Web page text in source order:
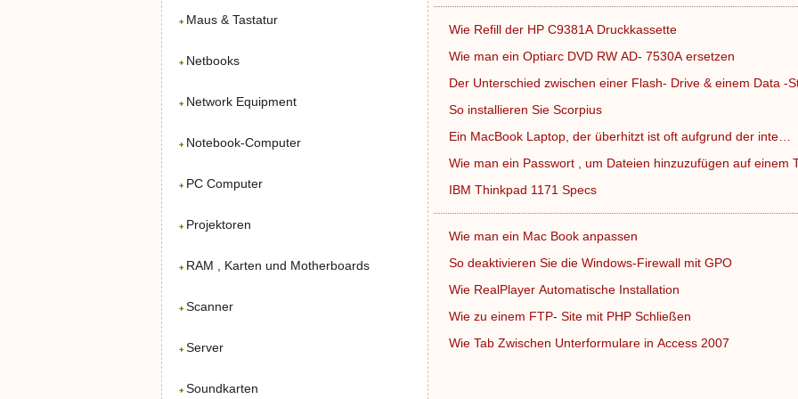
Maus & Tastatur
Netbooks
Network Equipment
Notebook-Computer
PC Computer
Projektoren
RAM , Karten und Motherboards
Scanner
Server
Soundkarten
Wie Refill der HP C9381A Druckkassette
Wie man ein Optiarc DVD RW AD- 7530A ersetzen
Der Unterschied zwischen einer Flash- Drive & einem Data -
So installieren Sie Scorpius
Ein MacBook Laptop, der überhitzt ist oft aufgrund der inte…
Wie man ein Passwort , um Dateien hinzuzufügen auf einem
IBM Thinkpad 1171 Specs
Wie man ein Mac Book anpassen
So deaktivieren Sie die Windows-Firewall mit GPO
Wie RealPlayer Automatische Installation
Wie zu einem FTP- Site mit PHP Schließen
Wie Tab Zwischen Unterformulare in Access 2007